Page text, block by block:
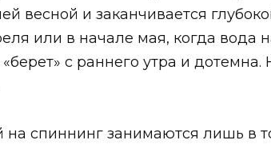
весной и заканчивается
или в начале мая, когда вода
с раннего утра и
спиннинг занимаются лишь в